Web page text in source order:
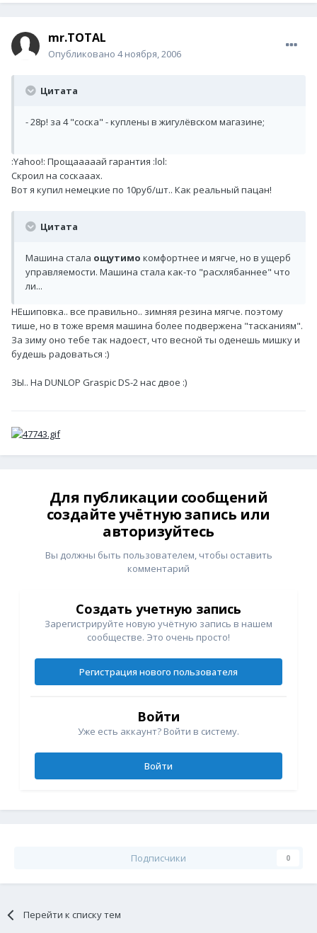
mr.TOTAL
Опубликовано 4 ноября, 2006
Цитата
- 28р! за 4 "соска" - куплены в жигулёвском магазине;
:Yahoo!: Прощааааай гарантия :lol:
Скроил на соскааах.
Вот я купил немецкие по 10руб/шт.. Как реальный пацан!
Цитата
Машина стала ощутимо комфортнее и мягче, но в ущерб
управляемости. Машина стала как-то "расхлябаннее" что
ли...
НЕшиповка.. все правильно.. зимняя резина мягче. поэтому
тише, но в тоже время машина более подвержена "тасканиям".
За зиму оно тебе так надоест, что весной ты оденешь мишку и
будешь радоваться :)
ЗЫ.. На DUNLOP Graspic DS-2 нас двое :)
Для публикации сообщений
создайте учётную запись или
авторизуйтесь
Вы должны быть пользователем, чтобы оставить
комментарий
Создать учетную запись
Зарегистрируйте новую учётную запись в нашем
сообществе. Это очень просто!
Регистрация нового пользователя
Войти
Уже есть аккаунт? Войти в систему.
Войти
Подписчики 0
Перейти к списку тем